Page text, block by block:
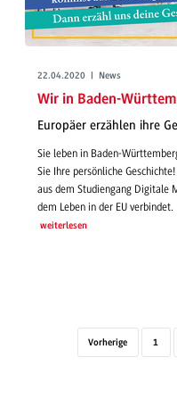
22.04.2020 | News
Wir in Baden-
Europäer erzählen ihre
Sie leben in Baden-
Sie Ihre persönliche
aus dem Studiengang Digitale
dem Leben in der EU verbindet.
weiterlesen
Vorherige 1